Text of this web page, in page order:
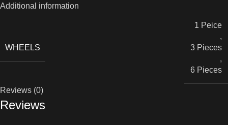
Additional information
WHEELS
1 Peice
,
3 Pieces
,
6 Pieces
Reviews (0)
Reviews